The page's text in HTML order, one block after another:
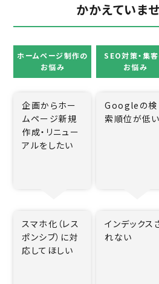
かかえていま
ホームページ制作の
お悩み
企画からホー
ムページ新規
作成・リニュー
アルをしたい
スマホ化（レス
ポンシブ）に対
応してほしい
SEO対策・集
お悩み
Googleの検
索順位が低い
インデックス
れない